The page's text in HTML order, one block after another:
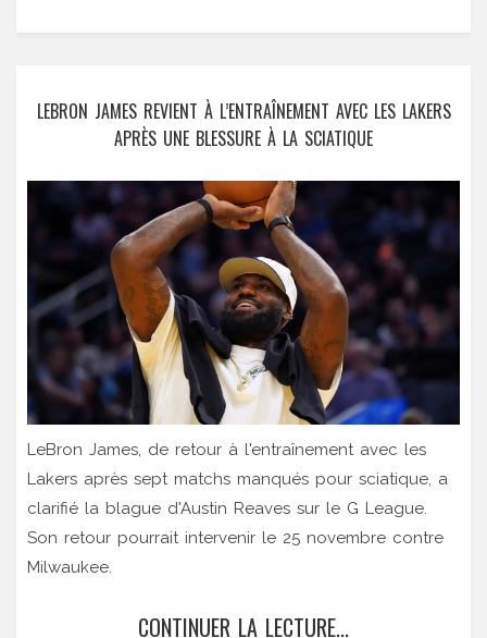
LEBRON JAMES REVIENT À L’ENTRAÎNEMENT AVEC LES LAKERS
APRÈS UNE BLESSURE À LA SCIATIQUE
LeBron James, de retour à l'entraînement avec les
Lakers après sept matchs manqués pour sciatique, a
clarifié la blague d'Austin Reaves sur le G League.
Son retour pourrait intervenir le 25 novembre contre
Milwaukee.
CONTINUER LA LECTURE...